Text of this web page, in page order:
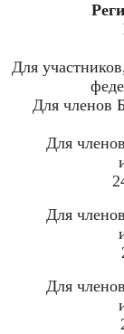
Для
Для членов
Для
Для
Для